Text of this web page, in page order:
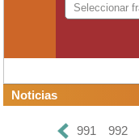
Noticias
991 992